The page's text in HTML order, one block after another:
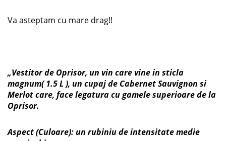
Va asteptam cu mare drag!!
„Vestitor de Oprisor, un vin care vine in sticla
magnum( 1.5 L ), un cupaj de Cabernet Sauvignon si
Merlot care, face legatura cu gamele superioare de la
Oprisor.
Aspect (Culoare): un rubiniu de intensitate medie